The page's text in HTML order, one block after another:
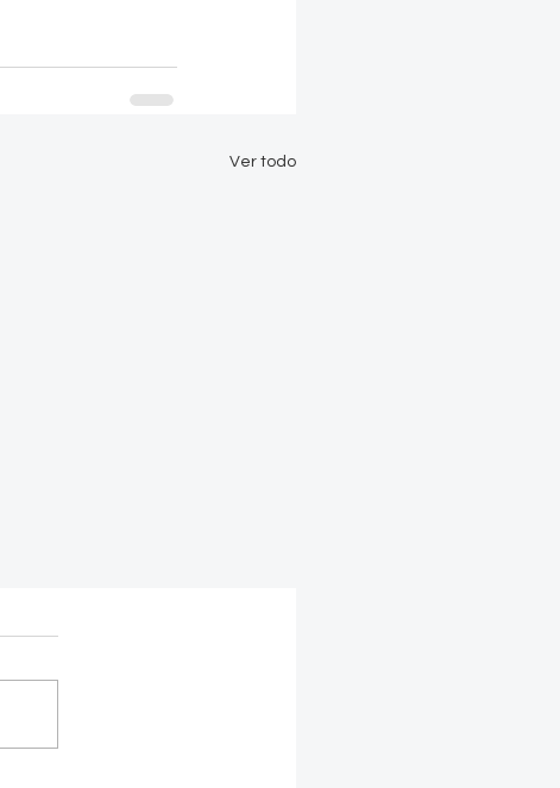
Ver todo